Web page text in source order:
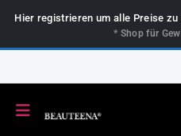
Hier registrieren um alle Preise zu
* Shop für